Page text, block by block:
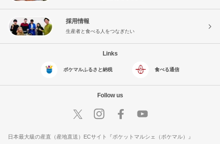
採用情報
生産者と食べる人をつなぎたい
Links
ポケマルふるさと納税 食べる通信
Follow us
日本最大級の産直（産地直送）ECサイト『ポケットマルシェ（ポケマル）』